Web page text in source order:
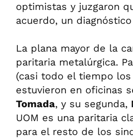
optimistas y juzgaron
acuerdo, un
La plana mayor de la
paritaria metalúrgica.
(casi todo el tiempo
estuvieron en oficinas
Tomada, y su segunda,
UOM es una paritaria
para el resto de los